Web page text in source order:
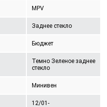
MPV
Заднее стекло
Бюджет
Темно Зеленое заднее
стекло
Минивен
12/01-